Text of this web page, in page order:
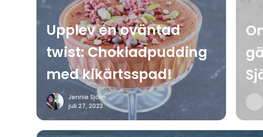
Upplev en oväntad
twist: Chokladpudding
med kikärtsspad!
Jennie Sjölin
juli 27, 2023